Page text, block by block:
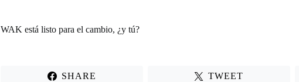
WAK está listo para el cambio, ¿y tú?
SHARE TWEET